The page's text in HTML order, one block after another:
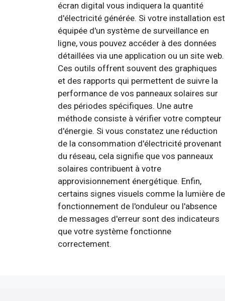
écran digital vous indiquera la quantité
d'électricité générée. Si votre installation est
équipée d'un système de surveillance en
ligne, vous pouvez accéder à des données
détaillées via une application ou un site web.
Ces outils offrent souvent des graphiques
et des rapports qui permettent de suivre la
performance de vos panneaux solaires sur
des périodes spécifiques. Une autre
méthode consiste à vérifier votre compteur
d'énergie. Si vous constatez une réduction
de la consommation d'électricité provenant
du réseau, cela signifie que vos panneaux
solaires contribuent à votre
approvisionnement énergétique. Enfin,
certains signes visuels comme la lumière de
fonctionnement de l'onduleur ou l'absence
de messages d'erreur sont des indicateurs
que votre système fonctionne
correctement.